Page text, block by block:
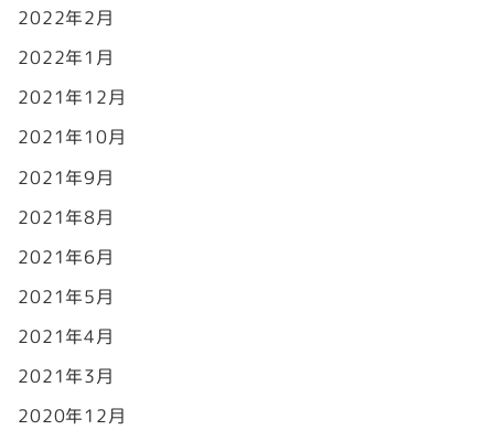
2022年2月
2022年1月
2021年12月
2021年10月
2021年9月
2021年8月
2021年6月
2021年5月
2021年4月
2021年3月
2020年12月